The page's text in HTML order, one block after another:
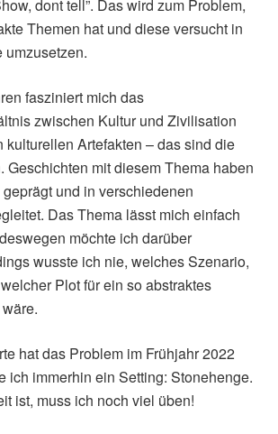
dont tell”. Das wird zum Problem,
Themen hat und diese versucht in
umzusetzen.
fasziniert mich das
zwischen Kultur und Zivilisation
kulturellen Artefakten – das sind die
Geschichten mit diesem Thema haben
und in verschiedenen
Das Thema lässt mich einfach
möchte ich darüber
wusste ich nie, welches Szenario,
Plot für ein so abstraktes
hat das Problem im Frühjahr 2022
ich immerhin ein Setting: Stonehenge.
ist, muss ich noch viel üben!